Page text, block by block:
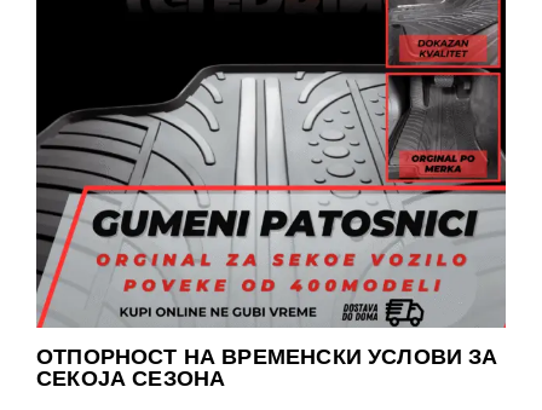
ОТПОРНОСТ НА ВРЕМЕНСКИ УСЛОВИ ЗА
СЕКОЈА СЕЗОНА